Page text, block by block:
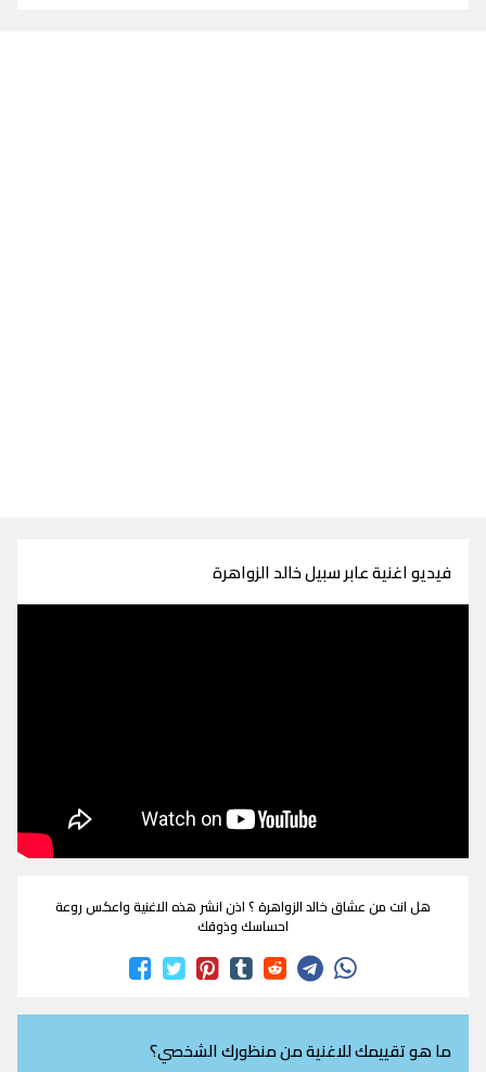
فيديو اغنية عابر سبيل خالد الزواهرة
هل انت من عشاق خالد الزواهرة ؟ اذن انشر هذه الاغنية واعكس روعة
احساسك وذوقك
ما هو تقييمك للاغنية من منظورك الشخصي؟